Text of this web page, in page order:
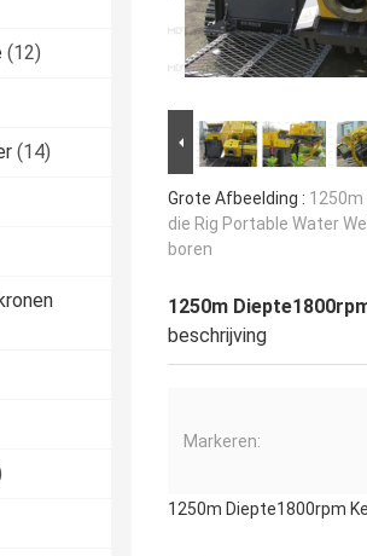
(12)
(14)
Grote Afbeelding : 1250m
die Rig Portable Water
boren
1250m
beschrijving
Markeren:
1250m Diepte1800rpm